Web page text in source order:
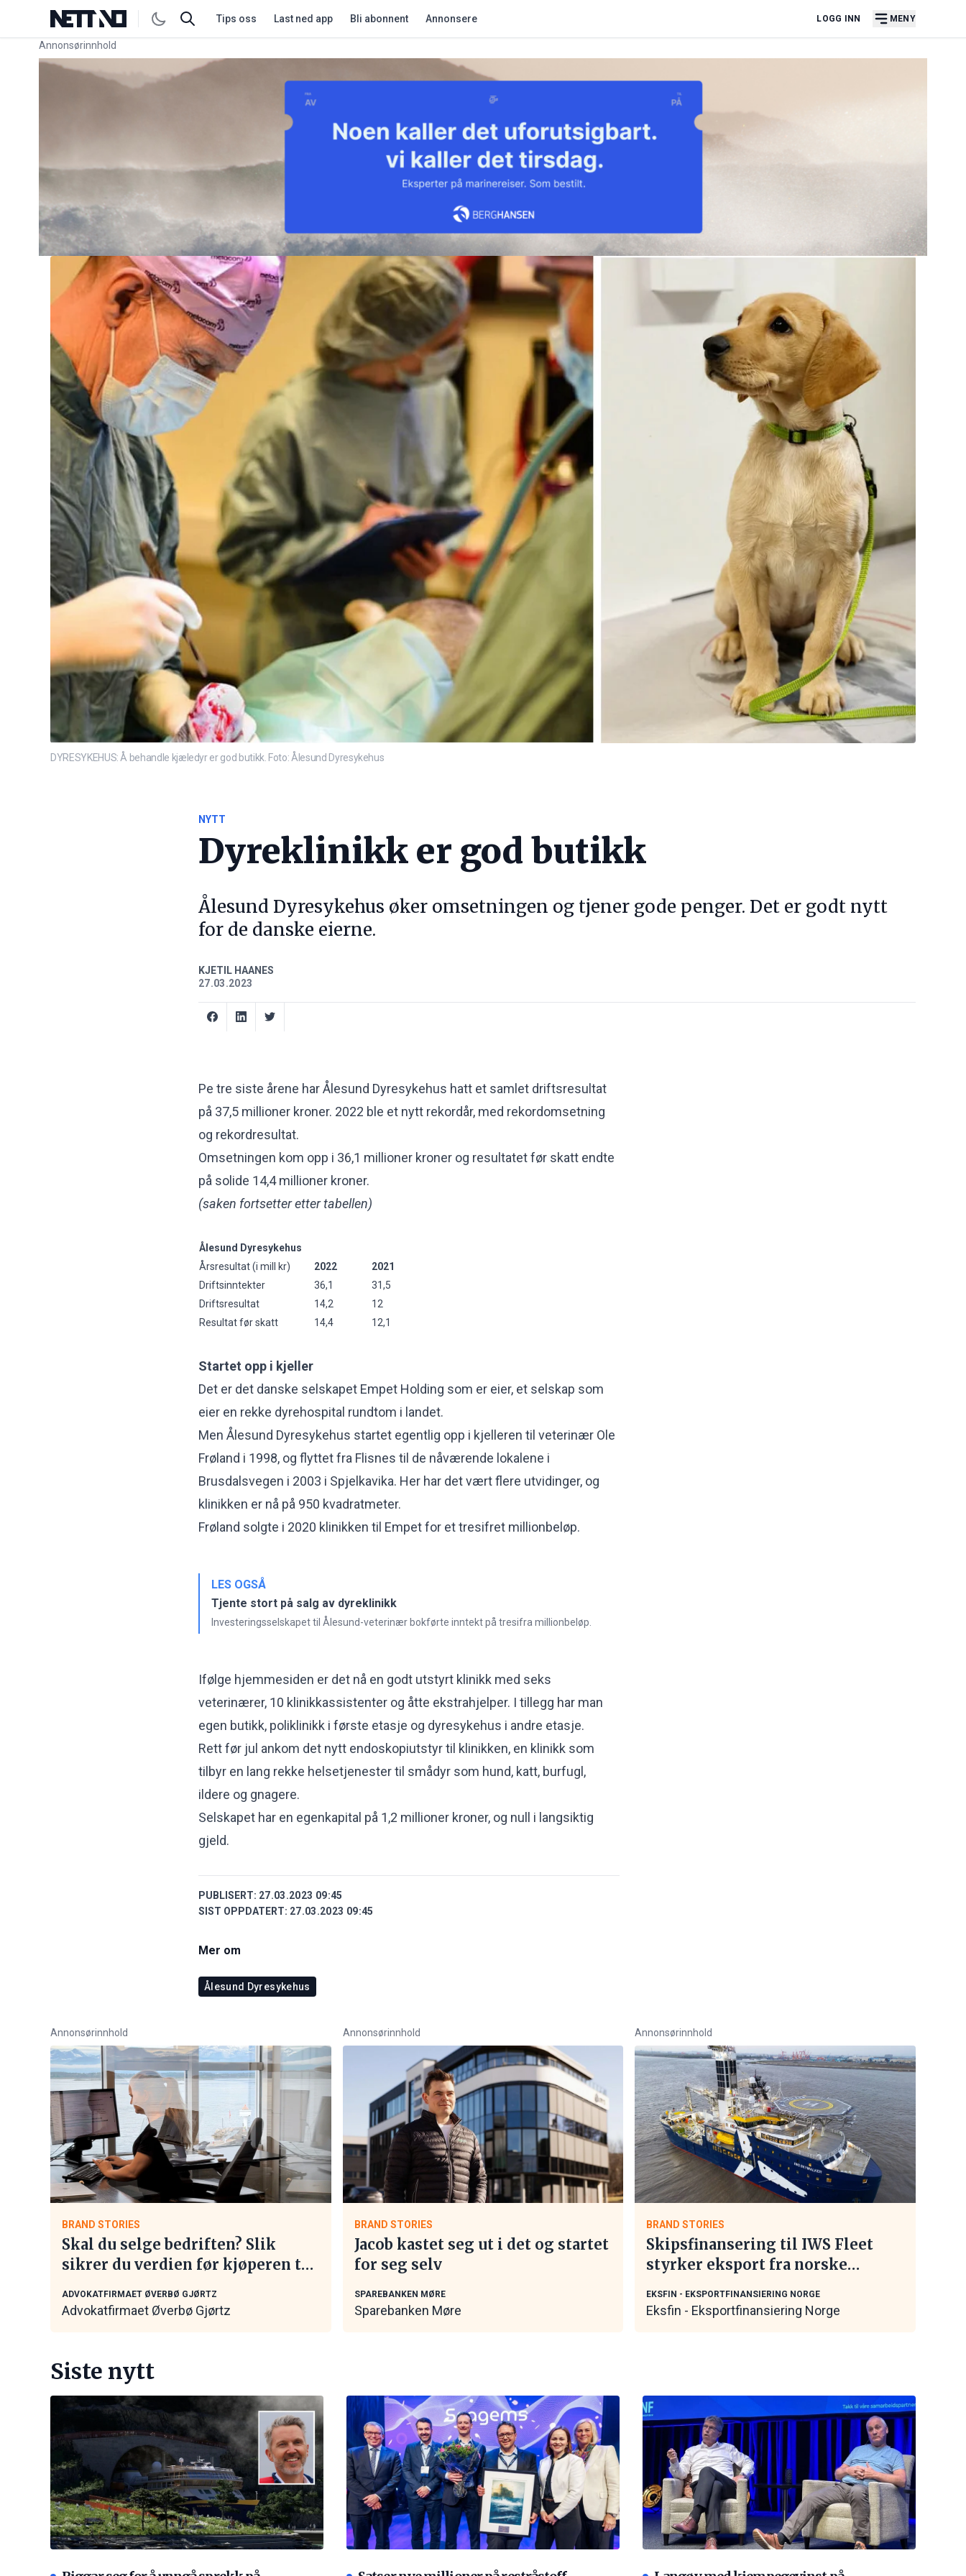
Tips oss Last ned app Bli abonnent Annonsere LOGG INN MENY
Annonsørinnhold
Link for annonse
DYRESYKEHUS: Å behandle kjæledyr er god butikk. Foto: Ålesund Dyresykehus
NYTT
Dyreklinikk er god butikk
Ålesund Dyresykehus øker omsetningen og tjener gode penger. Det er godt nytt
for de danske eierne.
KJETIL HAANES
27.03.2023
Pe tre siste årene har Ålesund Dyresykehus hatt et samlet driftsresultat
på 37,5 millioner kroner. 2022 ble et nytt rekordår, med rekordomsetning
og rekordresultat.
Omsetningen kom opp i 36,1 millioner kroner og resultatet før skatt endte
på solide 14,4 millioner kroner.
(saken fortsetter etter tabellen)
Ålesund Dyresykehus
Årsresultat (i mill kr)
2022
2021
Driftsinntekter
36,1
31,5
Driftsresultat
14,2
12
Resultat før skatt
14,4 12,1
Startet opp i kjeller
Det er det danske selskapet Empet Holding som er eier, et selskap som
eier en rekke dyrehospital rundtom i landet.
Men Ålesund Dyresykehus startet egentlig opp i kjelleren til veterinær Ole
Frøland i 1998, og flyttet fra Flisnes til de nåværende lokalene i
Brusdalsvegen i 2003 i Spjelkavika. Her har det vært flere utvidinger, og
klinikken er nå på 950 kvadratmeter.
Frøland solgte i 2020 klinikken til Empet for et tresifret millionbeløp.
LES OGSÅ
Tjente stort på salg av dyreklinikk
Investeringsselskapet til Ålesund-veterinær bokførte inntekt på tresifra millionbeløp.
Ifølge hjemmesiden er det nå en godt utstyrt klinikk med seks
veterinærer, 10 klinikkassistenter og åtte ekstrahjelper. I tillegg har man
egen butikk, poliklinikk i første etasje og dyresykehus i andre etasje.
Rett før jul ankom det nytt endoskopiutstyr til klinikken, en klinikk som
tilbyr en lang rekke helsetjenester til smådyr som hund, katt, burfugl,
ildere og gnagere.
Selskapet har en egenkapital på 1,2 millioner kroner, og null i langsiktig
gjeld.
PUBLISERT: 27.03.2023 09:45
SIST OPPDATERT: 27.03.2023 09:45
Mer om
Ålesund Dyresykehus
Annonsørinnhold
BRAND STORIES
Skal du selge bedriften? Slik
sikrer du verdien før kjøperen tar
ADVOKATFIRMAET ØVERBØ GJØRTZ
Advokatfirmaet Øverbø Gjørtz
Annonsørinnhold
BRAND STORIES
Jacob kastet seg ut i det og startet
for seg selv
SPAREBANKEN MØRE
Sparebanken Møre
Annonsørinnhold
BRAND STORIES
Skipsfinansering til IWS Fleet
styrker eksport fra norske
EKSFIN - EKSPORTFINANSIERING NORGE
Eksfin - Eksportfinansiering Norge
Siste nytt